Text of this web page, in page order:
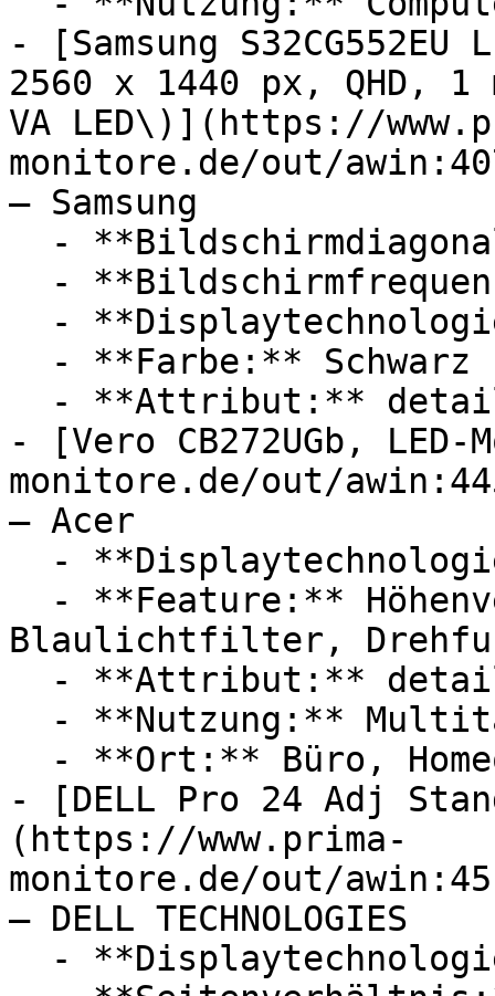
- [Samsung
2560 x 1440 px, QHD,
VA LED\)](https://
monitore.de/out/
— Samsung
- [Vero CB272UGb,
monitore.de/out/
— Acer
Blaulichtfilter,
- [DELL Pro 24 Adj
(https://www.prima-
monitore.de/out/
— DELL TECHNOLOGIES